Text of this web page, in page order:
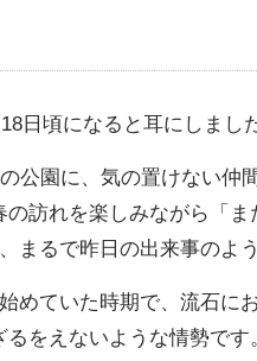
日頃になると耳にしまし
公園に、気の置けない仲
訪れを楽しみながら「
まるで昨日の出来事のよ
めていた時期で、流石に
をえないような情勢です